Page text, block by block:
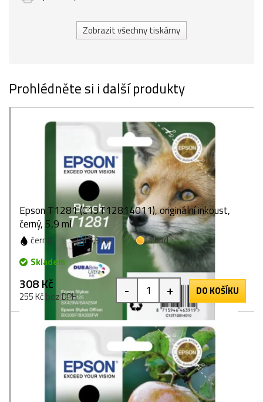
Zobrazit všechny tiskárny
Prohlédněte si i další produkty
Epson T1281 (C13T12814011), originální inkoust,
černý, 5,9 ml
černá 5,9 ml
1 bod
Skladem
308 Kč
255 Kč bez DPH - + DO KOŠÍKU